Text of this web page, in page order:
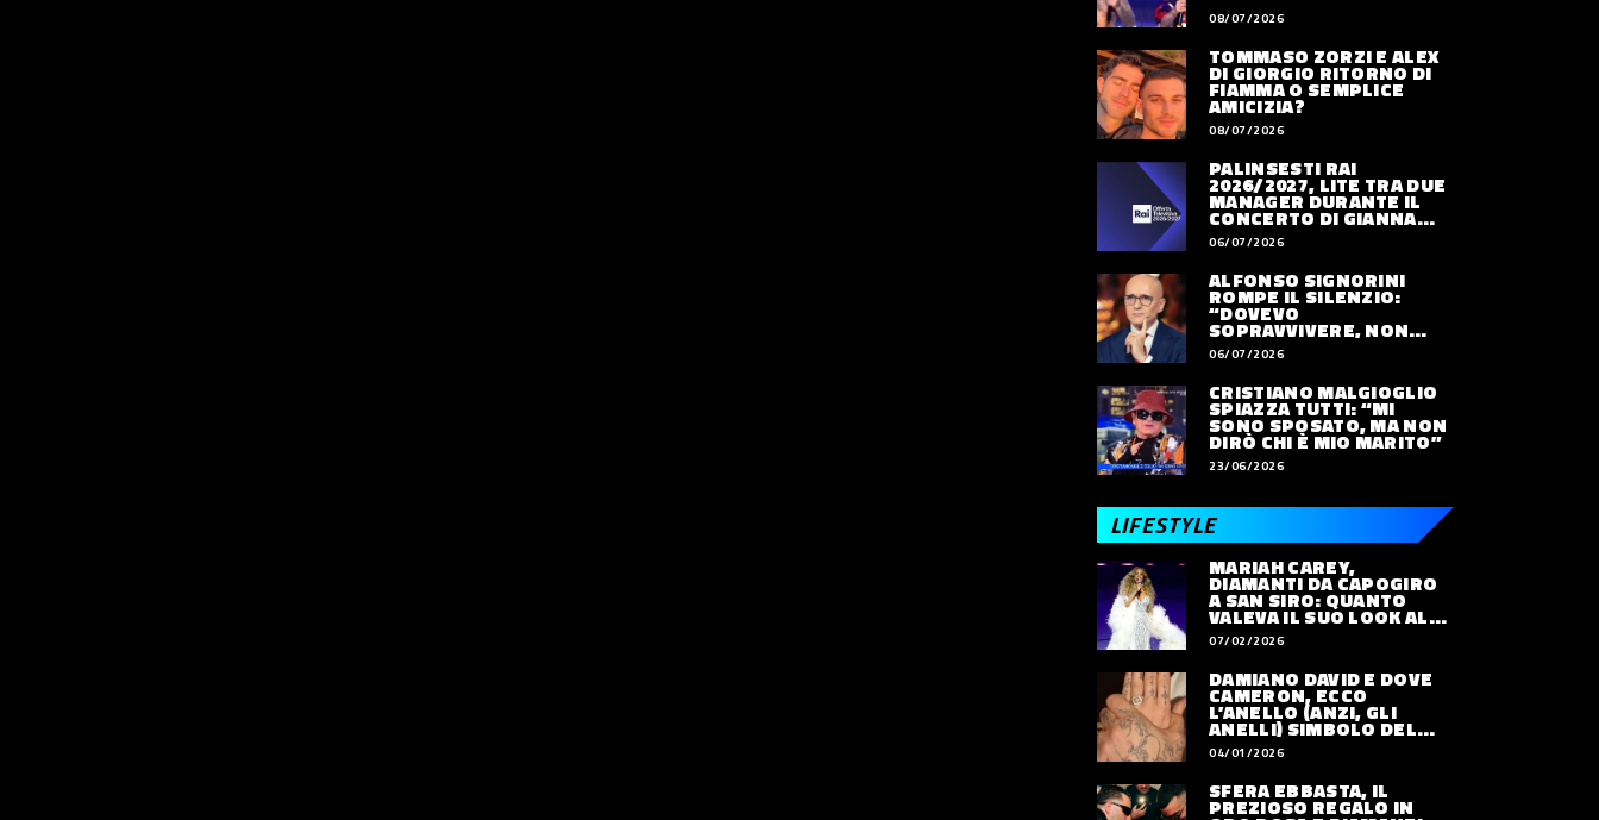
08/07/2026
TOMMASO ZORZI E ALEX
DI GIORGIO RITORNO DI
FIAMMA O SEMPLICE
AMICIZIA?
08/07/2026
PALINSESTI RAI
2026/2027, LITE TRA DUE
MANAGER DURANTE IL
CONCERTO DI GIANNA
NANNINI
06/07/2026
ALFONSO SIGNORINI
ROMPE IL SILENZIO:
“DOVEVO
SOPRAVVIVERE, NON
VIVERE”
06/07/2026
CRISTIANO MALGIOGLIO
SPIAZZA TUTTI: “MI
SONO SPOSATO, MA NON
DIRÒ CHI È MIO MARITO”
23/06/2026
LIFESTYLE
MARIAH CAREY,
DIAMANTI DA CAPOGIRO
A SAN SIRO: QUANTO
VALEVA IL SUO LOOK ALLE
OLIMPIADI
07/02/2026
DAMIANO DAVID E DOVE
CAMERON, ECCO
L’ANELLO (ANZI, GLI
ANELLI) SIMBOLO DEL
LORO AMORE
04/01/2026
SFERA EBBASTA, IL
PREZIOSO REGALO IN